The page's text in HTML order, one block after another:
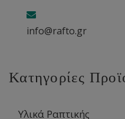
info@rafto.gr
Κατηγορίες
Υλικά Ραπτικής